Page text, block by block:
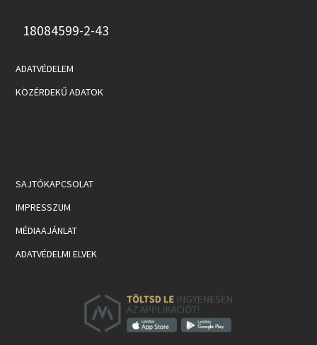
18084599-2-43
ADATVÉDELEM
KÖZÉRDEKŰ ADATOK
SAJTÓKAPCSOLAT
IMPRESSZUM
MÉDIAAJÁNLAT
ADATVÉDELMI ELVEK